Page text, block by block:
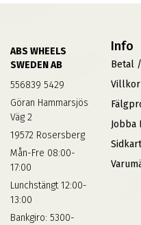
ABS WHEELS
SWEDEN AB
556839 5429
Göran Hammarsjös
Väg 2
19572 Rosersberg
Mån-Fre 08:00-
17:00
Lunchstängt 12:00-
13:00
Bankgiro: 5300-
Info
Betal
Villkor
Jobba